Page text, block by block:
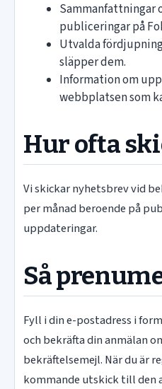
Sammanfattningar
publiceringar på
Utvalda
släpper dem.
Information om
webbplatsen som
Hur ofta
Vi skickar nyhetsbrev vid
per månad beroende på
uppdateringar.
Så
Fyll i din e-postadress i
och bekräfta din anmälan
bekräftelsemejl. När du är
kommande utskick till den